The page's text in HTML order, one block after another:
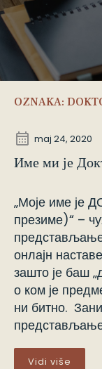
OZNAKA:
maj 24, 2020
Име ми је
„Моје име је
презиме)“ –
онлајн
зашто је баш
о ком је
ни битно.
Vidi više